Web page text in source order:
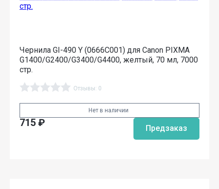
Чернила GI-490 Y (0666C001) для Canon PIXMA
G1400/G2400/G3400/G4400, желтый, 70 мл, 7000
стр.
Отзывы: 0
Нет в наличии
715 ₽ Предзаказ